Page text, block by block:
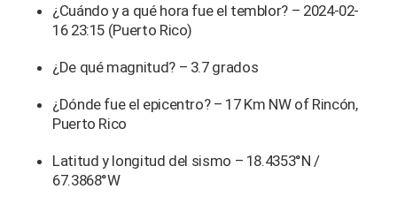
¿Cuándo y a qué hora fue el temblor? – 2024-02-
16 23:15 (Puerto Rico)
¿De qué magnitud? – 3.7 grados
¿Dónde fue el epicentro? – 17 Km NW of Rincón,
Puerto Rico
Latitud y longitud del sismo – 18.4353°N /
67.3868°W